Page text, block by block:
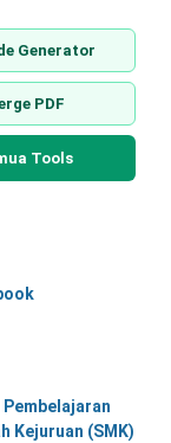
Generator
PDF
Tools
Kejuruan (SMK)